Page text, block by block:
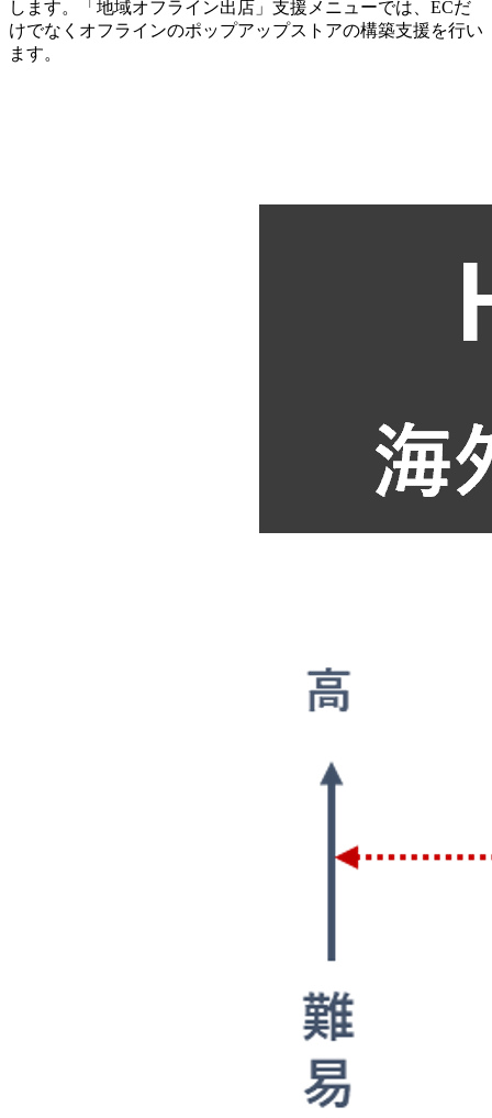
します。「地域オフライン出店」支援メニューでは、ECだ
けでなくオフラインのポップアップストアの構築支援を行い
ます。